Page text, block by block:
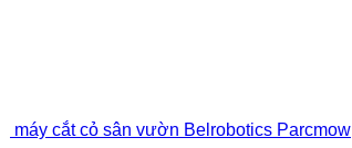
máy cắt cỏ sân vườn Belrobotics Parcmow